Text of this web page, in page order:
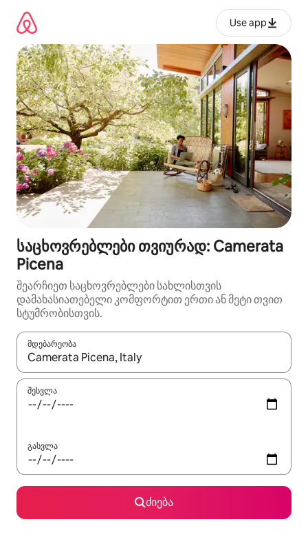
გადასვლა
Use app
საცხოვრებლები თვიურად: Camerata
Picena
შეარჩიეთ საცხოვრებლები სახლისთვის
დამახასიათებელი კომფორტით ერთი ან მეტი თვით
სტუმრობისთვის.
მდებარეობა
როცა შედეგები ხელმისაწვდომი გახდება, ნავიგაციისთვის
შესვლა
გასვლა
ძიება